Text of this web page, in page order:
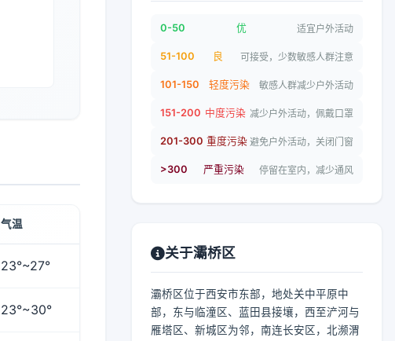
气温
23°~27°
23°~30°
0-50 优 适宜户外活动
51-100 良 可接受，少数敏感人群注意
101-150 轻度污染 敏感人群减少户外活动
151-200 中度污染 减少户外活动，佩戴口罩
201-300 重度污染 避免户外活动，关闭门窗
>300 严重污染 停留在室内，减少通风
关于灞桥区
灞桥区位于西安市东部，地处关中平原中
部，东与临潼区、蓝田县接壤，西至浐河与
雁塔区、新城区为邻，南连长安区，北濒渭